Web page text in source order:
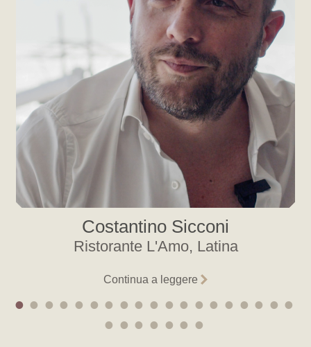
Costantino Sicconi
Ristorante L'Amo, Latina
Continua a leggere